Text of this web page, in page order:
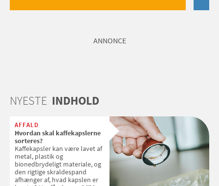
ANNONCE
NYESTE INDHOLD
AFFALD
Hvordan skal kaffekapslerne
sorteres?
Kaffekapsler kan være lavet af
metal, plastik og
bionedbrydeligt materiale, og
den rigtige skraldespand
afhænger af, hvad kapslen er